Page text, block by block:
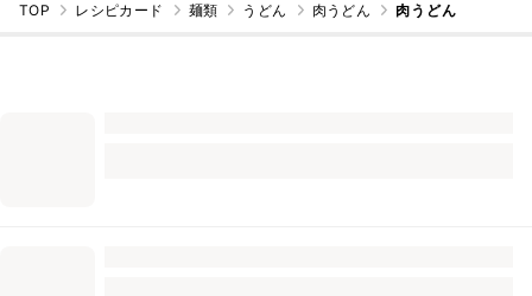
TOP レシピカード 麺類 うどん 肉うどん 肉うどん